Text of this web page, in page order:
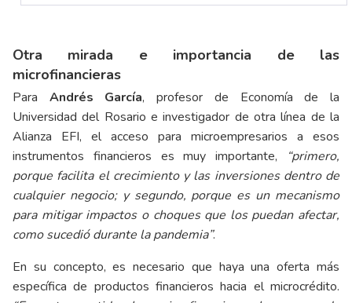
Otra mirada e importancia de las
microfinancieras
Para Andrés García, profesor de Economía de la
Universidad del Rosario e investigador de otra línea de la
Alianza EFI, el acceso para microempresarios a esos
instrumentos financieros es muy importante,
“primero,
porque facilita el crecimiento y las inversiones dentro de
cualquier negocio; y segundo, porque es un mecanismo
para mitigar impactos o choques que los puedan afectar,
como sucedió durante la pandemia”.
En su concepto, es necesario que haya una oferta más
específica de productos financieros hacia el microcrédito.